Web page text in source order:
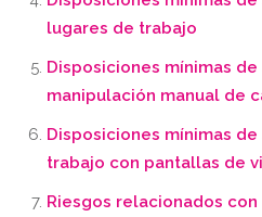
lugares de trabajo
Disposiciones mínimas
manipulación manual de
Disposiciones mínimas
trabajo con pantallas de
Riesgos relacionados